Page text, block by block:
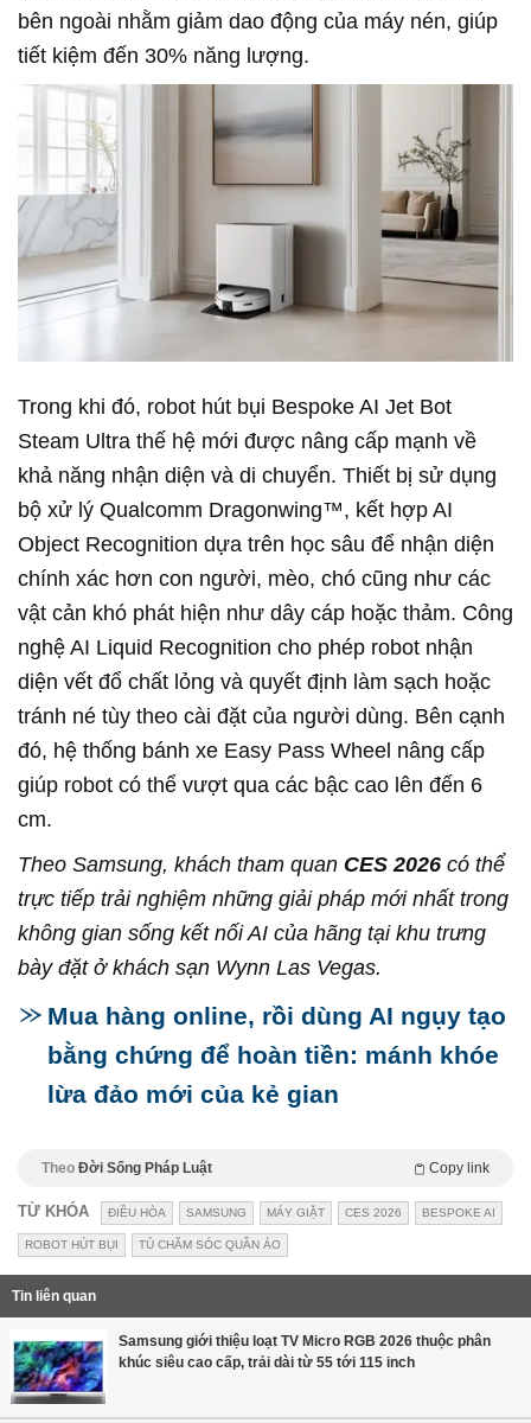
bên ngoài nhằm giảm dao động của máy nén, giúp
tiết kiệm đến 30% năng lượng.
Trong khi đó, robot hút bụi Bespoke AI Jet Bot
Steam Ultra thế hệ mới được nâng cấp mạnh về
khả năng nhận diện và di chuyển. Thiết bị sử dụng
bộ xử lý Qualcomm Dragonwing™, kết hợp AI
Object Recognition dựa trên học sâu để nhận diện
chính xác hơn con người, mèo, chó cũng như các
vật cản khó phát hiện như dây cáp hoặc thảm. Công
nghệ AI Liquid Recognition cho phép robot nhận
diện vết đổ chất lỏng và quyết định làm sạch hoặc
tránh né tùy theo cài đặt của người dùng. Bên cạnh
đó, hệ thống bánh xe Easy Pass Wheel nâng cấp
giúp robot có thể vượt qua các bậc cao lên đến 6
cm.
Theo Samsung, khách tham quan CES 2026 có thể
trực tiếp trải nghiệm những giải pháp mới nhất trong
không gian sống kết nối AI của hãng tại khu trưng
bày đặt ở khách sạn Wynn Las Vegas.
Mua hàng online, rồi dùng AI ngụy tạo
bằng chứng để hoàn tiền: mánh khóe
lừa đảo mới của kẻ gian
Theo Đời Sống Pháp Luật Copy link
TỪ KHÓA ĐIỀU HÒA SAMSUNG MÁY GIẶT CES 2026 BESPOKE AI
ROBOT HÚT BỤI TỦ CHĂM SÓC QUẦN ÁO
Tin liên quan
Samsung giới thiệu loạt TV Micro RGB 2026 thuộc phân
khúc siêu cao cấp, trải dài từ 55 tới 115 inch